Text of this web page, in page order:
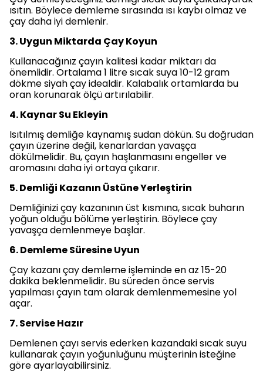
ısıtın. Böylece demleme sırasında ısı kaybı olmaz ve
çay daha iyi demlenir.
3. Uygun Miktarda Çay Koyun
Kullanacağınız çayın kalitesi kadar miktarı da
önemlidir. Ortalama 1 litre sıcak suya 10-12 gram
dökme siyah çay idealdir. Kalabalık ortamlarda bu
oran korunarak ölçü artırılabilir.
4. Kaynar Su Ekleyin
Isıtılmış demliğe kaynamış sudan dökün. Su doğrudan
çayın üzerine değil, kenarlardan yavaşça
dökülmelidir. Bu, çayın haşlanmasını engeller ve
aromasını daha iyi ortaya çıkarır.
5. Demliği Kazanın Üstüne Yerleştirin
Demliğinizi çay kazanının üst kısmına, sıcak buharın
yoğun olduğu bölüme yerleştirin. Böylece çay
yavaşça demlenmeye başlar.
6. Demleme Süresine Uyun
Çay kazanı çay demleme işleminde en az 15-20
dakika beklenmelidir. Bu süreden önce servis
yapılması çayın tam olarak demlenmemesine yol
açar.
7. Servise Hazır
Demlenen çayı servis ederken kazandaki sıcak suyu
kullanarak çayın yoğunluğunu müşterinin isteğine
göre ayarlayabilirsiniz.